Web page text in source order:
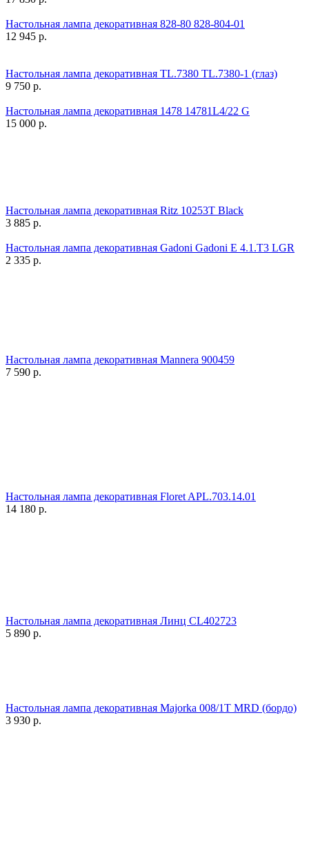
Настольная лампа декоративная 828-80 828-804-01
12 945 р.
Настольная лампа декоративная TL.7380 TL.7380-1 (глаз)
9 750 р.
Настольная лампа декоративная 1478 14781L4/22 G
15 000 р.
Настольная лампа декоративная Ritz 10253T Black
3 885 р.
Настольная лампа декоративная Gadoni Gadoni E 4.1.T3 LGR
2 335 р.
Настольная лампа декоративная Mannera 900459
7 590 р.
Настольная лампа декоративная Floret APL.703.14.01
14 180 р.
Настольная лампа декоративная Линц CL402723
5 890 р.
Настольная лампа декоративная Majorka 008/1T MRD (бордо)
3 930 р.